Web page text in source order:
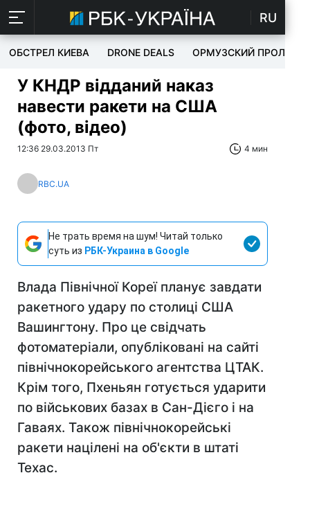
RU
ОБСТРЕЛ КИЕВА DRONE DEALS ОРМУЗСКИЙ ПРОЛИВ
У КНДР відданий наказ
навести ракети на США
(фото, відео)
12:36 29.03.2013 Пт 4 мин
RBC.UA
Не трать время на шум! Читай только
суть из РБК-Украина в Google
Влада Північної Кореї планує завдати
ракетного удару по столиці США
Вашингтону. Про це свідчать
фотоматеріали, опубліковані на сайті
північнокорейського агентства ЦТАК.
Крім того, Пхеньян готується ударити
по військових базах в Сан-Дієго і на
Гаваях. Також північнокорейські
ракети націлені на об'єкти в штаті
Техас.